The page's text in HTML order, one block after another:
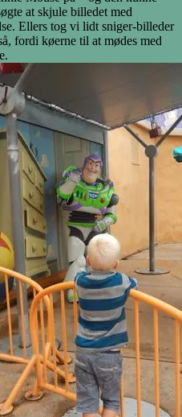
at skjule billedet med
Ellers tog vi lidt sniger-billeder
fordi køerne til at mødes med